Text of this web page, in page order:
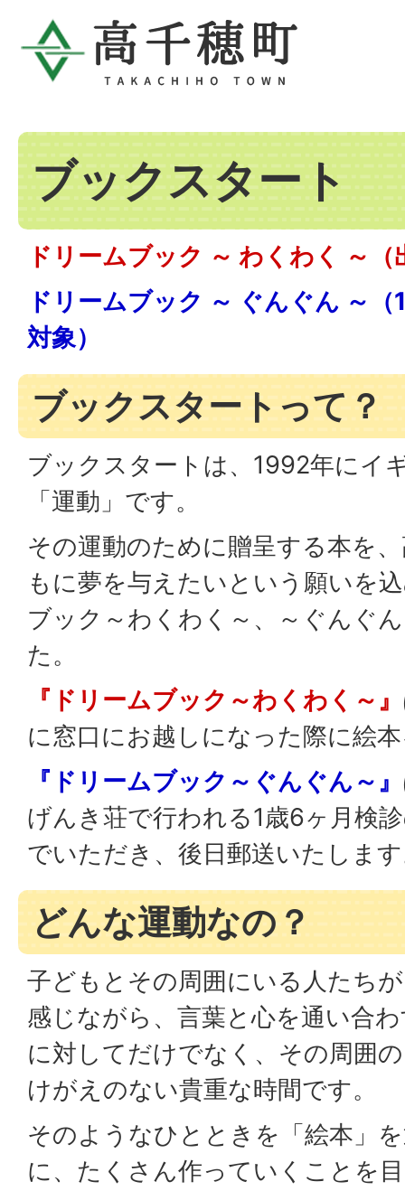
ブックスタート
ドリームブック ～ わくわく ～（
ドリームブック ～ ぐんぐん ～
対象）
ブックスタートって？
ブックスタートは、1992年にイ
「運動」です。
その運動のために贈呈する本を
もに夢を与えたいという願いを
ブック～わくわく～、～ぐんぐ
た。
『ドリームブック～わくわく～』
に窓口にお越しになった際に絵
『ドリームブック～ぐんぐん～』
げんき荘で行われる1歳6ヶ月検
でいただき、後日郵送いたしま
どんな運動なの？
子どもとその周囲にいる人たち
感じながら、言葉と心を通い合
に対してだけでなく、その周囲
けがえのない貴重な時間です。
そのようなひとときを「絵本」
に、たくさん作っていくことを